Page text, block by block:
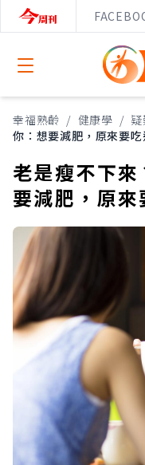
Open menu
幸福熟齡 / 健康學 /
你：想要減肥，原來要吃
老是瘦不下
要減肥，原來